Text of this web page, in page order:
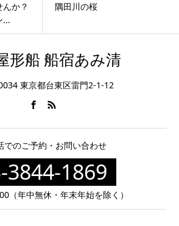
か？
...
隅田川の桜
形船 船宿あみ清
東京都台東区雷門2-1-12
でのご予約・お問い合わせ
3844-1869
（年中無休・年末年始を除く）